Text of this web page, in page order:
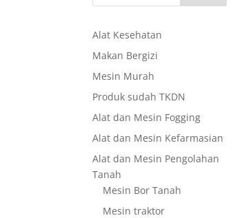
Alat Kesehatan
Makan Bergizi
Mesin Murah
Produk sudah TKDN
Alat dan Mesin Fogging
Alat dan Mesin Kefarmasian
Alat dan Mesin Pengolahan
Tanah
Mesin Bor Tanah
Mesin traktor